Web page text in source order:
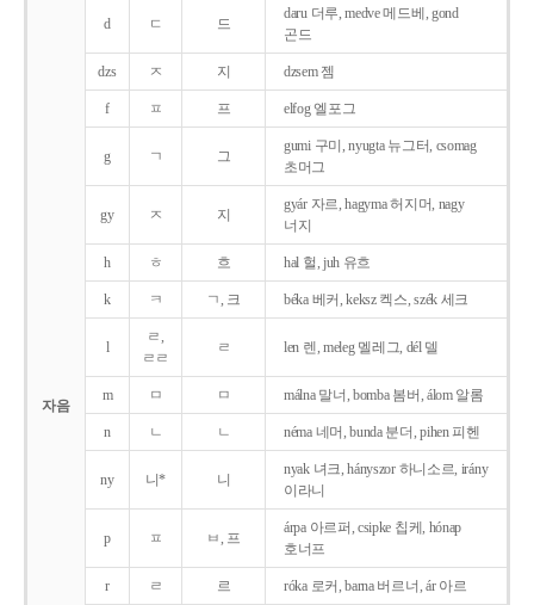
자음
d ㄷ 드
daru 더루, medve 메드베, gond
곤드
dzs ㅈ 지 dzsem 젬
f ㅍ 프 elfog 엘포그
g ㄱ 그
gumi 구미, nyugta 뉴그터, csomag
초머그
gy ㅈ 지
gyár 자르, hagyma 허지머, nagy
너지
h ㅎ 흐 hal 헐, juh 유흐
k ㅋ ㄱ, 크 béka 베커, keksz 켁스, szék 세크
l
ㄹ,
ㄹㄹ
ㄹ len 렌, meleg 멜레그, dél 델
m ㅁ ㅁ málna 말너, bomba 봄버, álom 알롬
n ㄴ ㄴ néma 네머, bunda 분더, pihen 피헨
ny 니* 니
nyak 녀크, hányszor 하니소르, irány
이라니
p ㅍ ㅂ, 프
árpa 아르퍼, csipke 칩케, hónap
호너프
r ㄹ 르 róka 로커, barna 버르너, ár 아르